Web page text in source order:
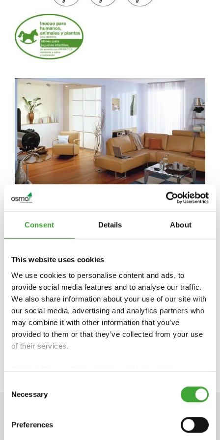
Consent Details About
This website uses cookies
We use cookies to personalise content and ads, to
provide social media features and to analyse our traffic.
We also share information about your use of our site with
our social media, advertising and analytics partners who
may combine it with other information that you’ve
provided to them or that they’ve collected from your use
of their services.
Find ourPrivacy PolicyandLegal Noticehere.
Selection
Necessary
Preferences
PARA OBTENER INFORMACIÓN ESPECÍFICA
DE CADA PAÍS, PÓNGASE EN CONTACTO
CON EL MAYORISTA O DISTRIBUIDOR
ESPECIALIZADO DE SU LOCALIDAD:
DATOS TÉCNICOS